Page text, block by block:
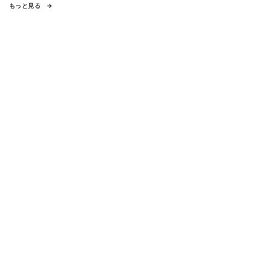
もっと見る